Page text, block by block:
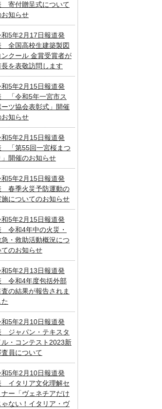
寄付贈呈式について
お知らせ
和5年2月17日報道発
全国高校生建築製図
ンクール 金賞受賞者が
長を表敬訪問します
和5年2月15日報道発
「令和5年一宮市ス
ーツ協会表彰式」開催
お知らせ
和5年2月15日報道発
「第55回一宮桜まつ
」開催のお知らせ
和5年2月15日報道発
春季火災予防運動の
施についてのお知らせ
和5年2月15日報道発
令和4年中の火災・
急・救助活動概況につ
てのお知らせ
和5年2月13日報道発
令和4年度包括外部
査の結果が報告されま
た
和5年2月10日報道発
ジャパン・テキスタ
ル・コンテスト2023新
査員について
和5年2月10日報道発
イタリア文化理解セ
ナー「ヴェネチアだけ
ゃない！イタリア・ヴ